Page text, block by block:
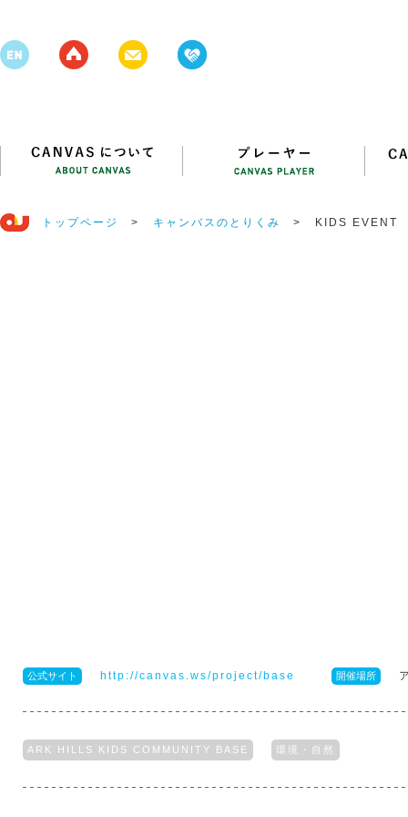
トップページ > キャンバスのとりくみ > KIDS EVENT
公式サイト http://canvas.ws/project/base 開催場所
ARK HILLS KIDS COMMUNITY BASE 環境・自然